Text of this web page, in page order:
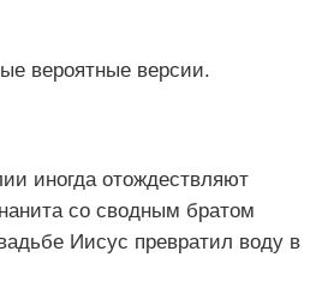
вероятные версии.
иногда отождествляют
со сводным братом
Иисус превратил воду в